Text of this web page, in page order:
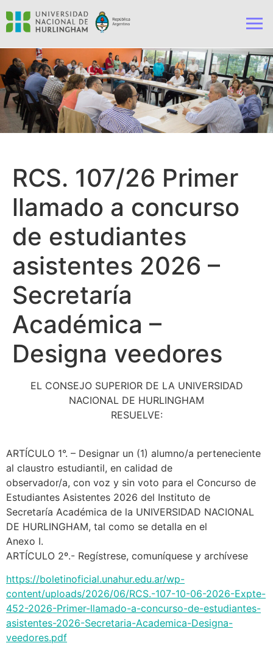
RCS. 107/26 Primer
llamado a concurso
de estudiantes
asistentes 2026 –
Secretaría
Académica –
Designa veedores
EL CONSEJO SUPERIOR DE LA UNIVERSIDAD
NACIONAL DE HURLINGHAM
RESUELVE:
ARTÍCULO 1°. – Designar un (1) alumno/a perteneciente
al claustro estudiantil, en calidad de
observador/a, con voz y sin voto para el Concurso de
Estudiantes Asistentes 2026 del Instituto de
Secretaría Académica de la UNIVERSIDAD NACIONAL
DE HURLINGHAM, tal como se detalla en el
Anexo I.
ARTÍCULO 2º.- Regístrese, comuníquese y archívese
https://boletinoficial.unahur.edu.ar/wp-
content/uploads/2026/06/RCS.-107-10-06-2026-Expte-
452-2026-Primer-llamado-a-concurso-de-estudiantes-
asistentes-2026-Secretaria-Academica-Designa-
veedores.pdf